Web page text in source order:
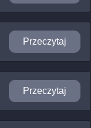
Przeczytaj
Przeczytaj